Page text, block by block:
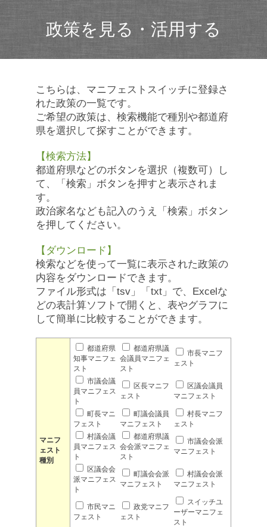
政策を見る・活用する
こちらは、マニフェストスイッチに登録さ
れた政策の一覧です。
ご希望の政策は、検索機能で種別や都道府
県を選択して探すことができます。
【検索方法】
都道府県などのボタンを選択（複数可）し
て、「検索」ボタンを押すと表示されま
す。
政治家名なども記入のうえ「検索」ボタン
を押してください。
【ダウンロード】
検索などを使って一覧に表示された政策の
内容をダウンロードできます。
ファイル形式は「tsv」「txt」で、Excelな
どの表計算ソフトで開くと、表やグラフに
して簡単に比較することができます。
マニフ
ェスト
種別
都道府県
知事マニフェ
スト
都道府県議
会議員マニフェ
スト
市長マニフ
ェスト
市議会議
員マニフェス
ト
区長マニフ
ェスト
区議会議員
マニフェスト
町長マニ
フェスト
町議会議員
マニフェスト
村長マニフ
ェスト
村議会議
員マニフェス
ト
都道府県議
会会派マニフェ
スト
市議会会派
マニフェスト
区議会会
派マニフェス
ト
町議会会派
マニフェスト
村議会会派
マニフェスト
市民マニ
フェスト
政党マニフ
ェスト
スイッチユ
ーザーマニフェ
スト